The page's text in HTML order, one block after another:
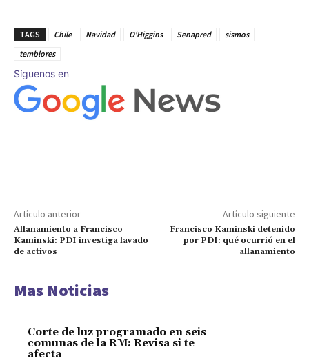
TAGS Chile Navidad O'Higgins Senapred
sismos
temblores
Síguenos en
Artículo anterior
Allanamiento a Francisco
Kaminski: PDI investiga lavado
de activos
Artículo siguiente
Francisco Kaminski detenido
por PDI: qué ocurrió en el
allanamiento
Mas Noticias
Corte de luz programado en seis
comunas de la RM: Revisa si te
afecta